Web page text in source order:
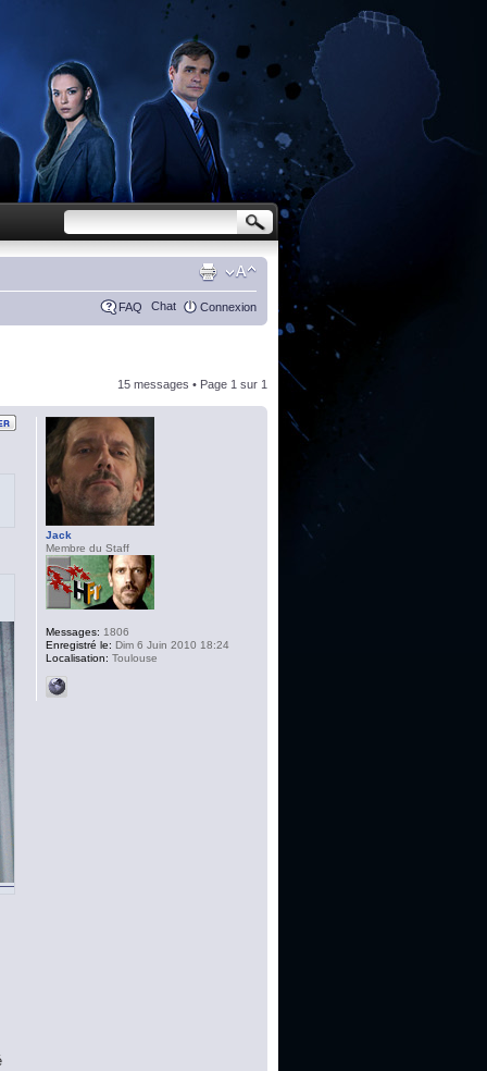
FAQ Chat Connexion
15 messages • Page 1 sur 1
Jack
Membre du Staff
Messages: 1806
Enregistré le: Dim 6 Juin 2010 18:24
Localisation: Toulouse